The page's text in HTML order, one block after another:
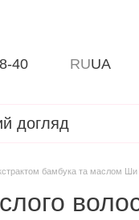
40 RUUA
догляд
бамбука та маслом